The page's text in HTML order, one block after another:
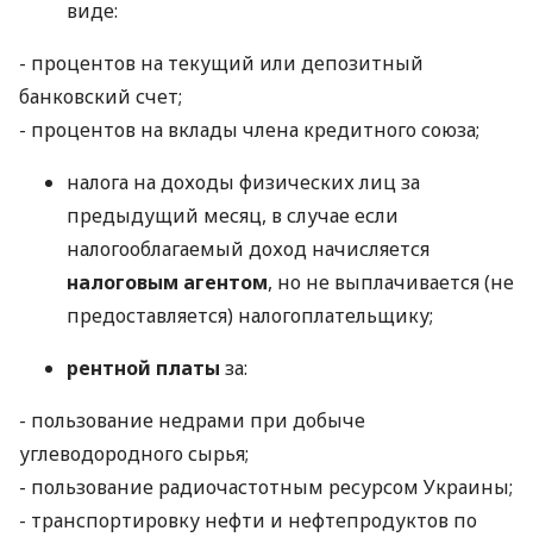
виде:
- процентов на текущий или депозитный
банковский счет;
- процентов на вклады члена кредитного союза;
налога на доходы физических лиц за
предыдущий месяц, в случае если
налогооблагаемый доход начисляется
налоговым агентом, но не выплачивается (не
предоставляется) налогоплательщику;
рентной платы за:
- пользование недрами при добыче
углеводородного сырья;
- пользование радиочастотным ресурсом Украины;
- транспортировку нефти и нефтепродуктов по